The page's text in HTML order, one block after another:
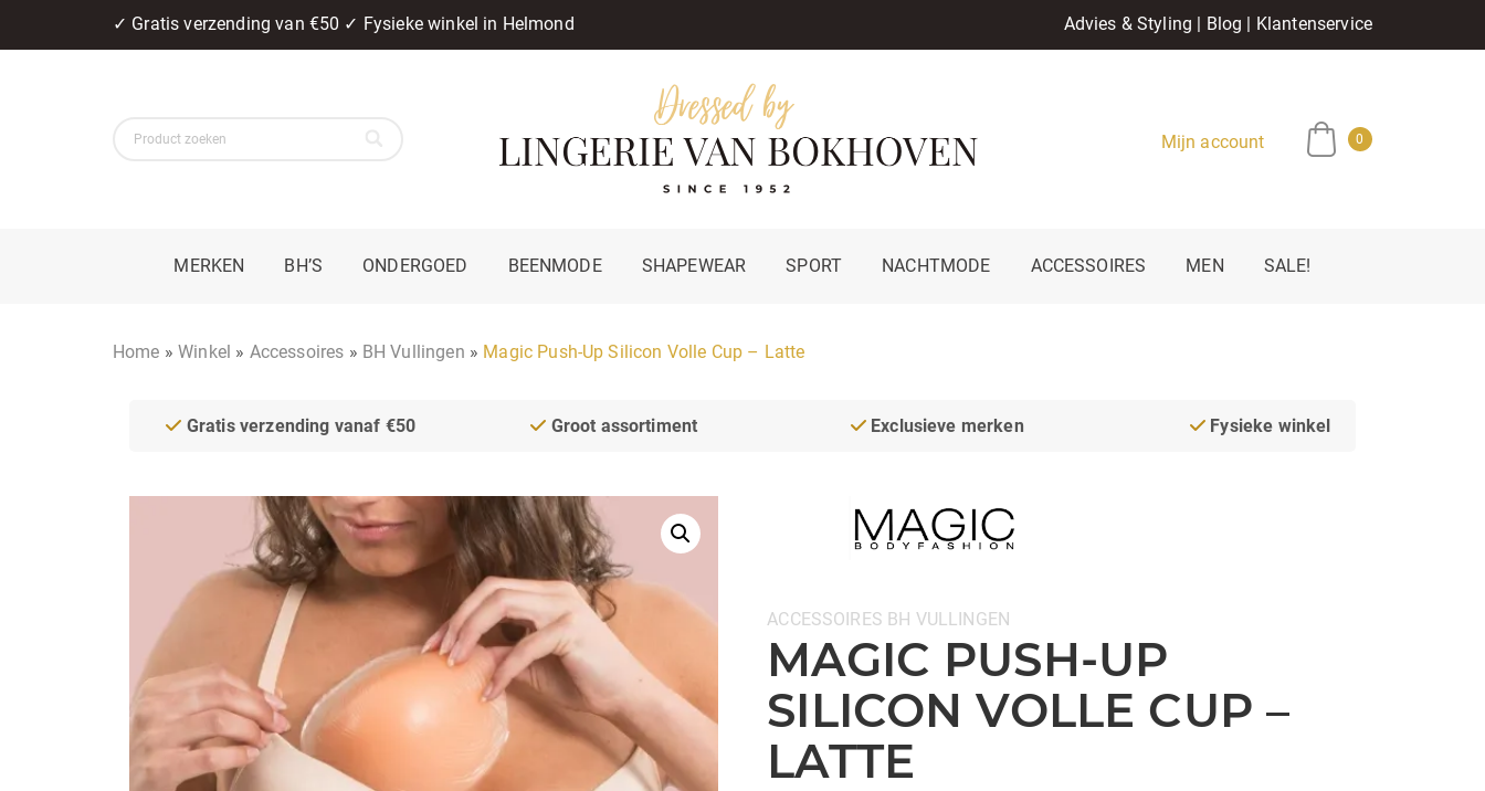
✓ Gratis verzending van €50 ✓ Fysieke winkel in Helmond Advies & Styling | Blog | Klantenservice
Mijn account 0
MERKEN BH’S ONDERGOED BEENMODE SHAPEWEAR SPORT NACHTMODE ACCESSOIRES MEN SALE!
Home »Winkel » Accessoires » BH Vullingen » Magic Push-Up Silicon Volle Cup – Latte
Gratis verzending vanaf €50 Groot assortiment Exclusieve merken Fysieke winkel
Categorieën:
ACCESSOIRES BH VULLINGEN
MAGIC PUSH-UP
SILICON VOLLE CUP –
LATTE